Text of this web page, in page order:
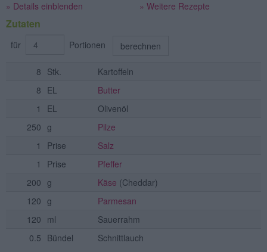
» Details einblenden » Weitere Rezepte
Zutaten
für Portionen berechnen
8 Stk.
Kartoffeln
8 EL
Butter
1
EL
Olivenöl
250 g
Pilze
1
Prise
Salz
1
Prise
Pfeffer
200 g Käse (Cheddar)
120 g
Parmesan
120 ml
Sauerrahm
0.5 Bündel Schnittlauch